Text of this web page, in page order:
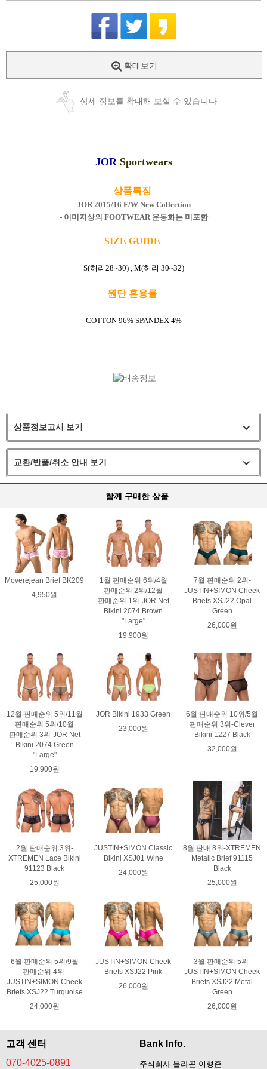
확대보기
상세 정보를 확대해 보실 수 있습니다
JOR Sportwears
상품특징
JOR 2015/16 F/W New Collection
- 이미지상의 FOOTWEAR 운동화는 미포함
SIZE GUIDE
S(허리28~30) , M(허리 30~32)
원단 혼용률
COTTON 96% SPANDEX 4%
상품정보고시 보기
교환/반품/취소 안내 보기
함께 구매한 상품
Moverejean Brief BK209
4,950원
1월 판매순위 6위/4월
판매순위 2위/12월
판매순위 1위-JOR Net
Bikini 2074 Brown
"Large"
19,900원
7월 판매순위 2위-
JUSTIN+SIMON Cheek
Briefs XSJ22 Opal
Green
26,000원
12월 판매순위 5위/11월
판매순위 5위/10월
판매순위 3위-JOR Net
Bikini 2074 Green
"Large"
19,900원
JOR Bikini 1933 Green
23,000원
6월 판매순위 10위/5월
판매순위 3위-Clever
Bikini 1227 Black
32,000원
2월 판매순위 3위-
XTREMEN Lace Bikini
91123 Black
25,000원
JUSTIN+SIMON Classic
Bikini XSJ01 Wine
24,000원
8월 판매 8위-XTREMEN
Metalic Brief 91115
Black
25,000원
6월 판매순위 5위/9월
판매순위 4위-
JUSTIN+SIMON Cheek
Briefs XSJ22 Turquoise
24,000원
JUSTIN+SIMON Cheek
Briefs XSJ22 Pink
26,000원
3월 판매순위 5위-
JUSTIN+SIMON Cheek
Briefs XSJ22 Metal
Green
26,000원
고객 센터
070-4025-0891
Bank Info.
주식회사 블라곤 이형준